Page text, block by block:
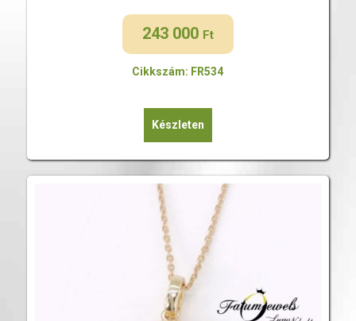
243 000 Ft
Cikkszám: FR534
Készleten